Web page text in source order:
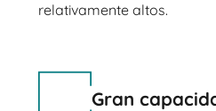
relativamente altos.
Gran